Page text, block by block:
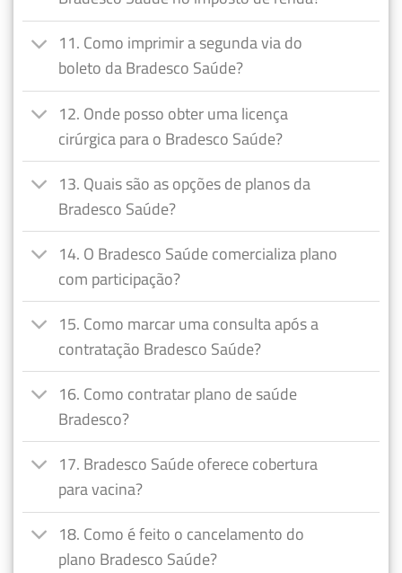
11. Como imprimir a segunda via do
boleto da Bradesco Saúde?
12. Onde posso obter uma licença
cirúrgica para o Bradesco Saúde?
13. Quais são as opções de planos da
Bradesco Saúde?
14. O Bradesco Saúde comercializa plano
com participação?
15. Como marcar uma consulta após a
contratação Bradesco Saúde?
16. Como contratar plano de saúde
Bradesco?
17. Bradesco Saúde oferece cobertura
para vacina?
18. Como é feito o cancelamento do
plano Bradesco Saúde?